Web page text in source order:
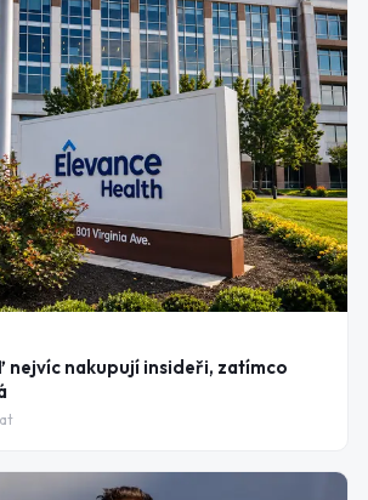
nejvíc nakupují insideři, zatímco